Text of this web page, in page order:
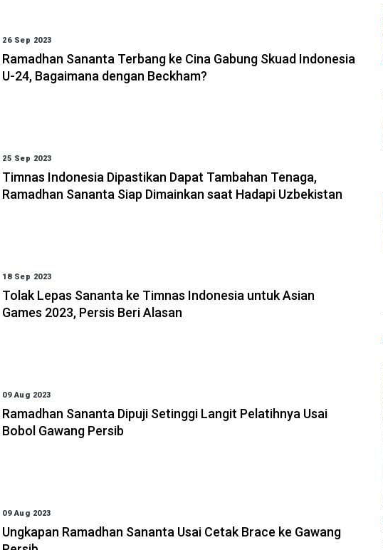
26 Sep 2023
Ramadhan Sananta Terbang ke Cina Gabung Skuad Indonesia
U-24, Bagaimana dengan Beckham?
25 Sep 2023
Timnas Indonesia Dipastikan Dapat Tambahan Tenaga,
Ramadhan Sananta Siap Dimainkan saat Hadapi Uzbekistan
18 Sep 2023
Tolak Lepas Sananta ke Timnas Indonesia untuk Asian
Games 2023, Persis Beri Alasan
09 Aug 2023
Ramadhan Sananta Dipuji Setinggi Langit Pelatihnya Usai
Bobol Gawang Persib
09 Aug 2023
Ungkapan Ramadhan Sananta Usai Cetak Brace ke Gawang